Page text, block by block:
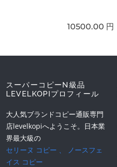
10500.00 円
スーパーコピーN級品
LEVELKOPIプロフィール
大人気ブランドコピー通販専門
店levelkopiへようこそ。日本業
界最大級の
セリーヌ コピー 、
ノースフェ
イス コピー